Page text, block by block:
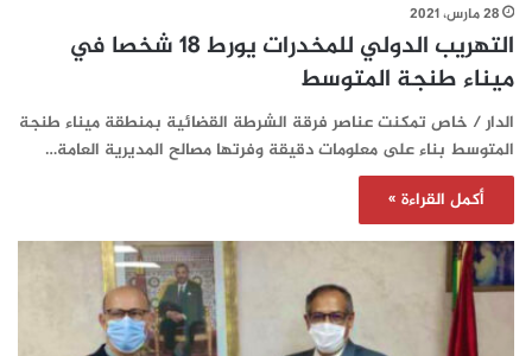
28 مارس، 2021
التهريب الدولي للمخدرات يورط 18 شخصا في
ميناء طنجة المتوسط
الدار / خاص تمكنت عناصر فرقة الشرطة القضائية بمنطقة ميناء طنجة
المتوسط بناء على معلومات دقيقة وفرتها مصالح المديرية العامة…
أكمل القراءة »